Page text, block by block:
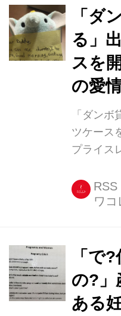
「ダ
る」
スを
の愛
「ダン
ツケース
プライス
ワコ
「で
の?」
ある